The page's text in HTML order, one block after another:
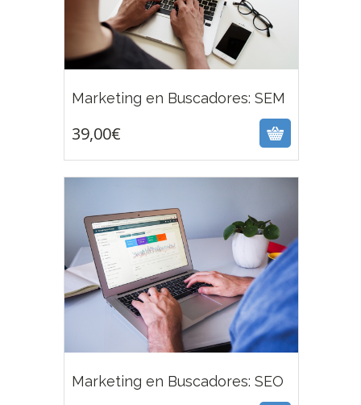
Marketing en Buscadores: SEM
39,00€
39,00€
Marketing en Buscadores: SEO
47,00€